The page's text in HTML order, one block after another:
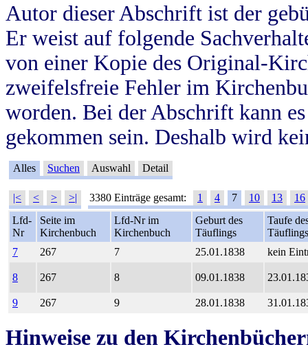
Autor dieser Abschrift ist der
Er weist auf folgende
von einer Kopie des Original-
zweifelsfreie Fehler im
worden. Bei der Abschrift kann
gekommen sein. Deshalb wird
Alles Suchen Auswahl Detail
|< < > >| 3380 Einträge gesamt: 1 4 7 10 13
16
Lfd-
Nr
Seite im
Kirchenbuch
Lfd-Nr im
Kirchenbuch
Geburt des
Täuflings
Taufe
Täuflings
7
267 7 25.01.1838 kein
8 267 8 09.01.1838
9 267 9 28.01.1838
Hinweise zu den